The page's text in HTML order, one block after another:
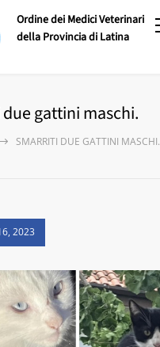
Ordine dei Medici Veterinari
della Provincia di Latina
gattini maschi.
SMARRITI DUE GATTINI MASCHI.
2023